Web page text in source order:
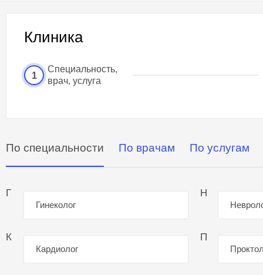
Клиника
1
Специальность,
врач, услуга
По специальности По врачам По услугам
Г
Гинеколог
К
Кардиолог
Н
П